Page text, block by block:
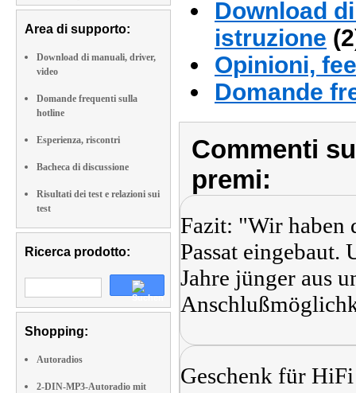
Area di supporto:
Download di manuali, driver,
video
Domande frequenti sulla
hotline
Esperienza, riscontri
Bacheca di discussione
Risultati dei test e relazioni sui
test
Ricerca prodotto:
Shopping:
Autoradios
2-DIN-MP3-Autoradio mit
Download
istruzione
Opinioni,
Domande
Commenti
premi:
Fazit: "Wir haben
Passat eingebaut.
Jahre jünger aus
Geschenk für